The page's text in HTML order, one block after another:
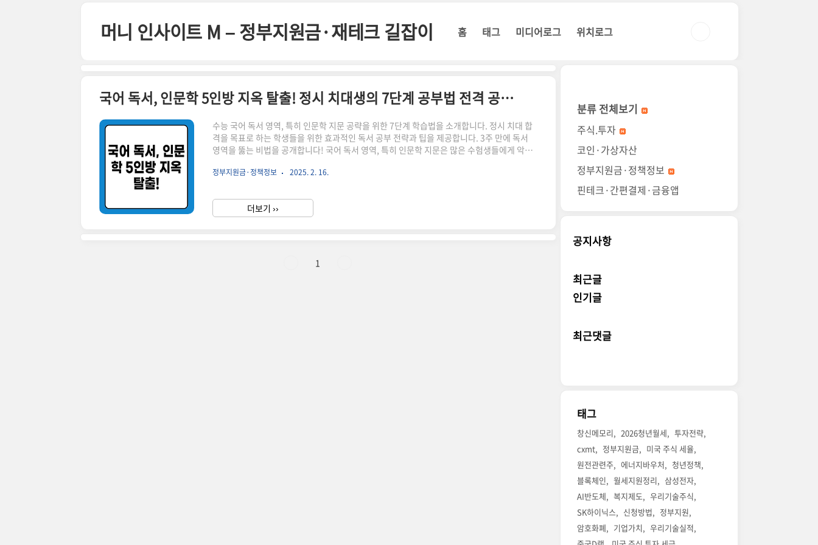
머니 인사이트 M – 정부지원금·재테크 길잡이 홈 태그 미디어로그 위치로그
국어 독서, 인문학 5인방 지옥 탈출! 정시 치대생의 7단계 공부법 전격 공개!
수능 국어 독서 영역, 특히 인문학 지문 공략을 위한 7단계 학습법을 소개합니다. 정시 치대 합
격을 목표로 하는 학생들을 위한 효과적인 독서 공부 전략과 팁을 제공합니다. 3주 만에 독서
영역을 뚫는 비법을 공개합니다! 국어 독서 영역, 특히 인문학 지문은 많은 수험생들에게 악몽
여러분도 인문학 5인방 지옥에서 탈출할 수 있습니다. 이 방법은 실제로 3주 만에 국어 성적을
명1. 기본 개념 정리하기인문학 관련 기본 개념들을 정리합니다. 철학, 역사, 문학, 예술 등 주
요 인문학 분야의 핵심 개념들을 간단히 정리해 노트를 만듭니..
정부지원금·정책정보 2025. 2. 16.
더보기 ››
1
분류 전체보기
주식.투자
코인·가상자산
정부지원금·정책정보
핀테크·간편결제·금융앱
공지사항
최근글
인기글
최근댓글
태그
창신메모리 2026청년월세
투자전략
cxmt
정부지원금
미국 주식 세율
원전관련주
에너지바우처
청년정책
블록체인
월세지원정리
삼성전자
AI반도체
복지제도
우리기술주식
SK하이닉스
신청방법
정부지원
암호화폐
기업가치
우리기술실적